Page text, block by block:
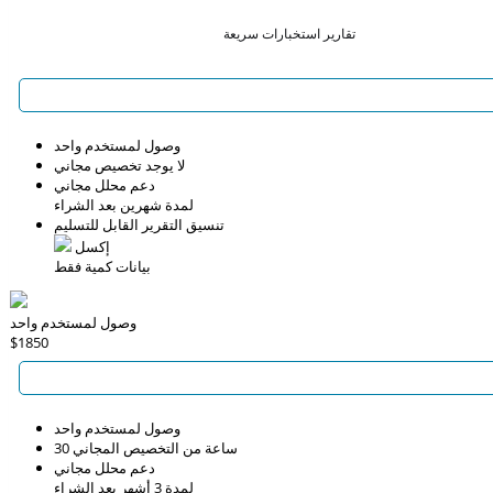
تقارير استخبارات سريعة
وصول لمستخدم واحد
لا يوجد تخصيص مجاني
دعم محلل مجاني
لمدة شهرين بعد الشراء
تنسيق التقرير القابل للتسليم
إكسل
بيانات كمية فقط
وصول لمستخدم واحد
$1850
وصول لمستخدم واحد
30 ساعة من التخصيص المجاني
دعم محلل مجاني
لمدة 3 أشهر بعد الشراء